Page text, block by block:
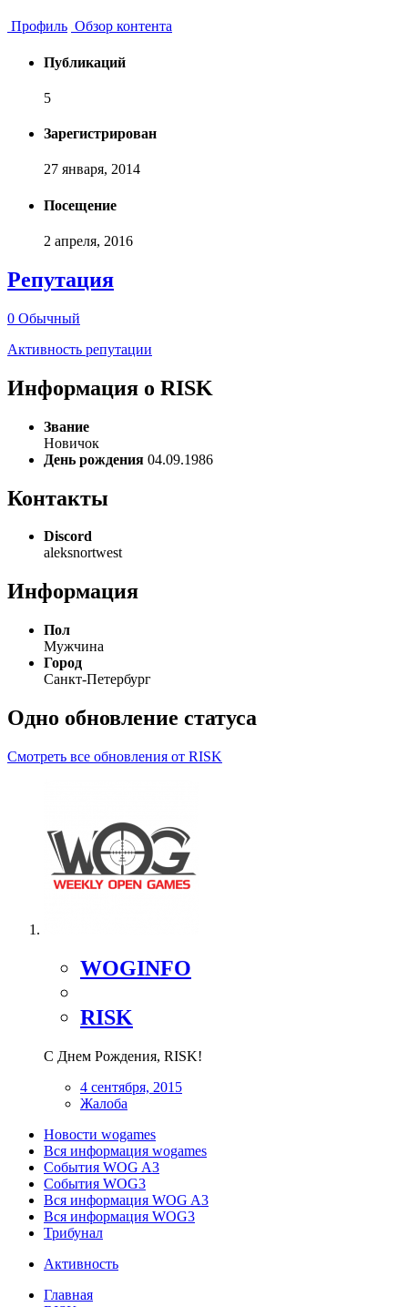
Профиль Обзор контента
Публикаций
5
Зарегистрирован
27 января, 2014
Посещение
2 апреля, 2016
Репутация
0 Обычный
Активность репутации
Информация о RISK
Звание
Новичок
День рождения 04.09.1986
Контакты
Discord
aleksnortwest
Информация
Пол
Мужчина
Город
Санкт-Петербург
Одно обновление статуса
Смотреть все обновления от RISK
WOGINFO
RISK
С Днем Рождения, RISK!
4 сентября, 2015
Жалоба
Новости wogames
Вся информация wogames
События WOG A3
События WOG3
Вся информация WOG A3
Вся информация WOG3
Трибунал
Активность
Главная